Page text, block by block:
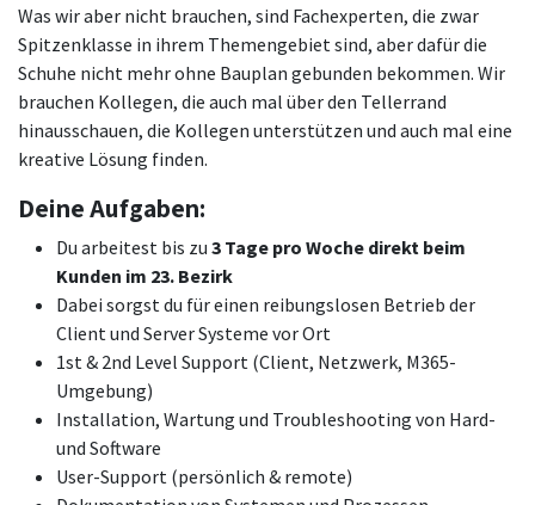
Was wir aber nicht brauchen, sind Fachexperten, die zwar
Spitzenklasse in ihrem Themengebiet sind, aber dafür die
Schuhe nicht mehr ohne Bauplan gebunden bekommen. Wir
brauchen Kollegen, die auch mal über den Tellerrand
hinausschauen, die Kollegen unterstützen und auch mal eine
kreative Lösung finden.
Deine Aufgaben:
Du arbeitest bis zu 3 Tage pro Woche direkt beim
Kunden im 23. Bezirk
Dabei sorgst du für einen reibungslosen Betrieb der
Client und Server Systeme vor Ort
1st & 2nd Level Support (Client, Netzwerk, M365-
Umgebung)
Installation, Wartung und Troubleshooting von Hard-
und Software
User-Support (persönlich & remote)